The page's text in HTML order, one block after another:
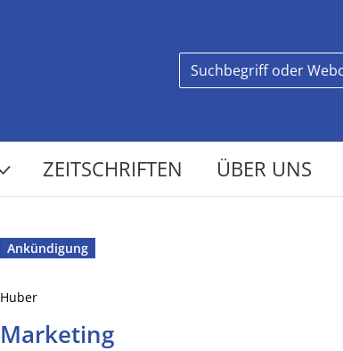
ZEITSCHRIFTEN ÜBER UNS
Ankündigung
Huber
Marketing